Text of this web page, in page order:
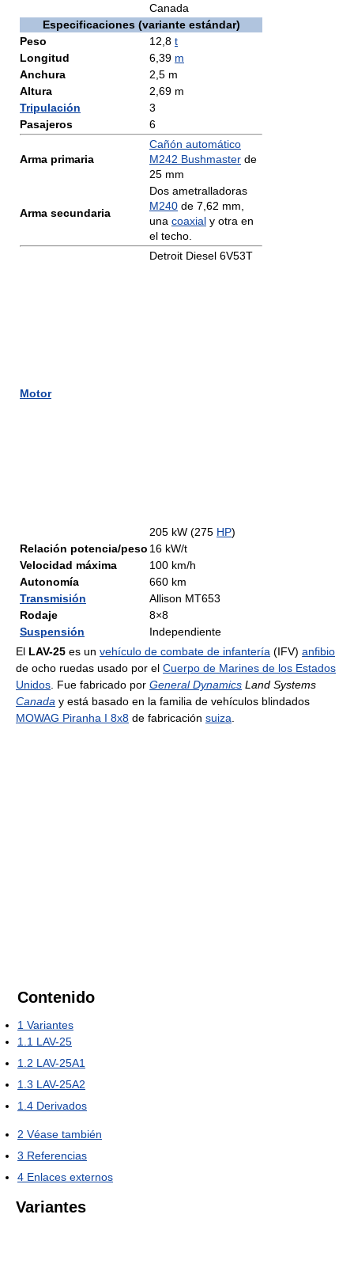
Canada
Especificaciones (variante estándar)
Peso
12,8 t
Longitud
6,39 m
Anchura
2,5 m
Altura
2,69 m
Tripulación
3
Pasajeros
6
Arma primaria
Cañón automático
M242 Bushmaster de
25 mm
Arma secundaria
Dos ametralladoras
M240 de 7,62 mm,
una coaxial y otra en
el techo.
Motor
Detroit Diesel 6V53T
205 kW (275 HP)
Relación potencia/peso 16 kW/t
Velocidad máxima
100 km/h
Autonomía
660 km
Transmisión
Allison MT653
Rodaje
8×8
Suspensión
Independiente
El LAV-25 es un vehículo de combate de infantería (IFV) anfibio
de ocho ruedas usado por el Cuerpo de Marines de los Estados
Unidos . Fue fabricado por General Dynamics Land Systems
Canada y está basado en la familia de vehículos blindados
MOWAG Piranha I 8x8 de fabricación suiza
Contenido
1 Variantes
1.1 LAV-25
1.2 LAV-25A1
1.3 LAV-25A2
1.4 Derivados
2 Véase también
3 Referencias
4 Enlaces externos
Variantes